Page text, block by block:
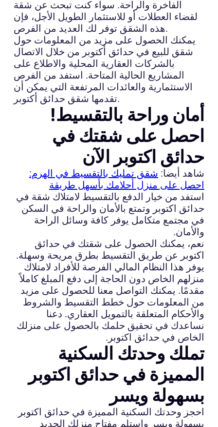
الفاخرة والراحة. سواء كنت تبحث عن شقة
لقضاء العطلات أو للاستثمار الطويل الأجل، فإن
هذه الشقق توفر لك العديد من الفرص.
يمكنك الحصول على مزيد من المعلومات حول
شقق للبيع في حدائق أكتوبر من خلال الاتصال
بالشركات العقارية المحلية والاطلاع على
المشاريع الحالية المتاحة. استفد من الفرص
الاستثمارية والعائدات المرتفعة التي يمكن أن
تقدمها شقق حدائق أكتوبر.
أمان وراحة بالتقسيط!
احصل على شقتك في
حدائق اكتوبر الآن
شاهد أيضا: شقق تمليك بالتقسيط في الهرم:
احصل على منزل أحلامك بأسهل طريقة
استفد من خيار الدفع بالتقسيط لامتلاك شقة في
حدائق اكتوبر وتمتع بالأمان والراحة في السكن
في مجتمع متكامل يوفر كافة وسائل الراحة
والأمان.
نعم، يمكنك الحصول على شقتك في حدائق
اكتوبر عن طريق التقسيط بطرق مريحة وسهلة.
يوفر هذا النظام المالي الفرصة للأفراد لامتلاك
منزلهم الخاص دون الحاجة إلى دفع المبلغ كاملاً
مقدمًا. يمكنك التواصل معنا للحصول على مزيد
من المعلومات حول خطط التقسيط والشروط
والأحكام المتعلقة بالتمويل العقاري. دعنا
نساعدك في تحقيق حلمك بالحصول على منزلك
الخاص في حدائق اكتوبر.
تملك وحدتك السكنية
المميزة في حدائق اكتوبر
بسهولة ويسر
احجز وحدتك السكنية المميزة في حدائق اكتوبر
بسهولة ويسر واستلم مفتاح منزلك الجديد